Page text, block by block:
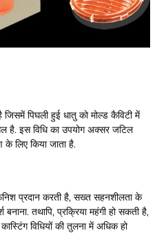
पिघली हुई धातु को मोल्ड कैविटी में
है. इस विधि का उपयोग अक्सर जटिल
के लिए किया जाता है.
प्रदान करती है, सख्त सहनशीलता के
तथापि, प्रक्रिया महंगी हो सकती है,
विधियों की तुलना में अधिक हो